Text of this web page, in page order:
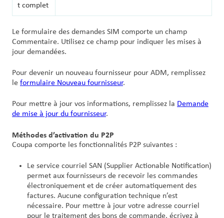
t complet
Le formulaire des demandes SIM comporte un champ
Commentaire. Utilisez ce champ pour indiquer les mises à
jour demandées.
Pour devenir un nouveau fournisseur pour ADM, remplissez
le formulaire Nouveau fournisseur.
Pour mettre à jour vos informations, remplissez la Demande
de mise à jour du fournisseur.
Méthodes d’activation du P2P
Coupa comporte les fonctionnalités P2P suivantes :
Le service courriel SAN (Supplier Actionable Notification)
permet aux fournisseurs de recevoir les commandes
électroniquement et de créer automatiquement des
factures. Aucune configuration technique n’est
nécessaire. Pour mettre à jour votre adresse courriel
pour le traitement des bons de commande, écrivez à